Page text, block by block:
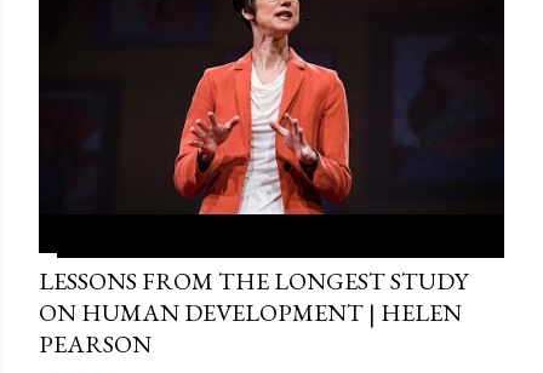
LESSONS FROM THE LONGEST STUDY
ON HUMAN DEVELOPMENT | HELEN
PEARSON